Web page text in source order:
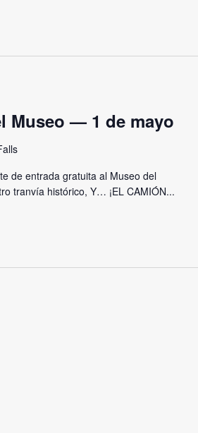
Museo — 1 de mayo
de entrada gratuita al Museo del
tranvía histórico, Y… ¡EL CAMIÓN...